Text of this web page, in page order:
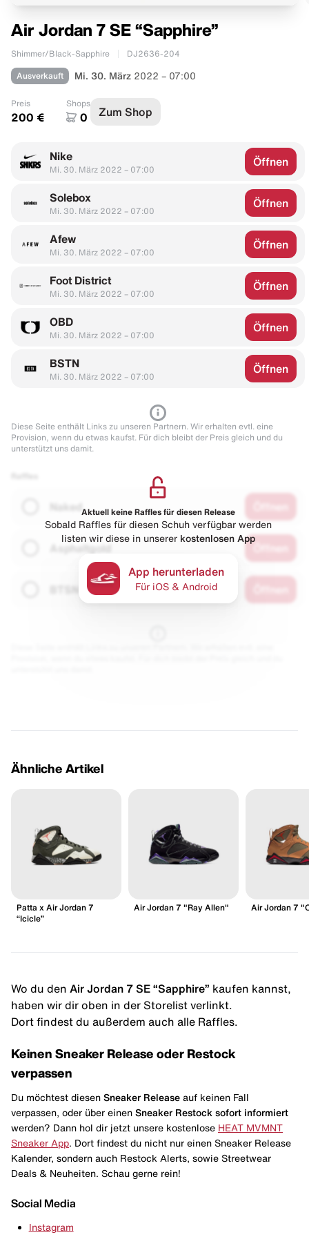
Air Jordan 7 SE “Sapphire”
Shimmer/Black-Sapphire DJ2636-204
Ausverkauft Mi. 30. März 2022 – 07:00
Preis
200 €
Shops
0 Zum Shop
Nike
Mi. 30. März 2022 – 07:00
Öffnen
Solebox
Mi. 30. März 2022 – 07:00
Öffnen
Afew
Mi. 30. März 2022 – 07:00
Öffnen
Foot District
Mi. 30. März 2022 – 07:00
Öffnen
OBD
Mi. 30. März 2022 – 07:00
Öffnen
BSTN
Mi. 30. März 2022 – 07:00
Öffnen
Diese Seite enthält Links zu unseren Partnern. Wir erhalten evtl. eine
Provision, wenn du etwas kaufst. Für dich bleibt der Preis gleich und du
unterstützt uns damit.
Naked
Asphaltgold
Aktuell keine Raffles für diesen Release
Sobald Raffles für diesen Schuh verfügbar werden
listen wir diese in unserer kostenlosen App
App herunterladen
Für iOS & Android
Ähnliche Artikel
Patta x Air Jordan 7
“Icicle”
Air Jordan 7 "Ray Allen" Air Jordan 7
Wo du den Air Jordan 7 SE “Sapphire” kaufen kannst,
haben wir dir oben in der Storelist verlinkt.
Dort findest du außerdem auch alle Raffles.
Keinen Sneaker Release oder Restock
verpassen
Du möchtest diesen Sneaker Release auf keinen Fall
verpassen, oder über einen Sneaker Restock sofort informiert
werden? Dann hol dir jetzt unsere kostenlose HEAT MVMNT
Sneaker App . Dort findest du nicht nur einen Sneaker Release
Kalender, sondern auch Restock Alerts, sowie Streetwear
Deals & Neuheiten. Schau gerne rein!
Social Media
Instagram